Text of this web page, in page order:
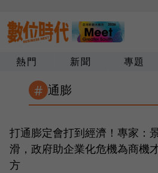
熱門 新聞 專題
# 通膨
打通膨定會打到經濟！專家：
滑，政府助企業化危機為商機
方